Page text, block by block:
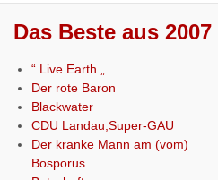
Das Beste aus 2007
“ Live Earth „
Der rote Baron
Blackwater
CDU Landau,Super-GAU
Der kranke Mann am (vom)
Bosporus